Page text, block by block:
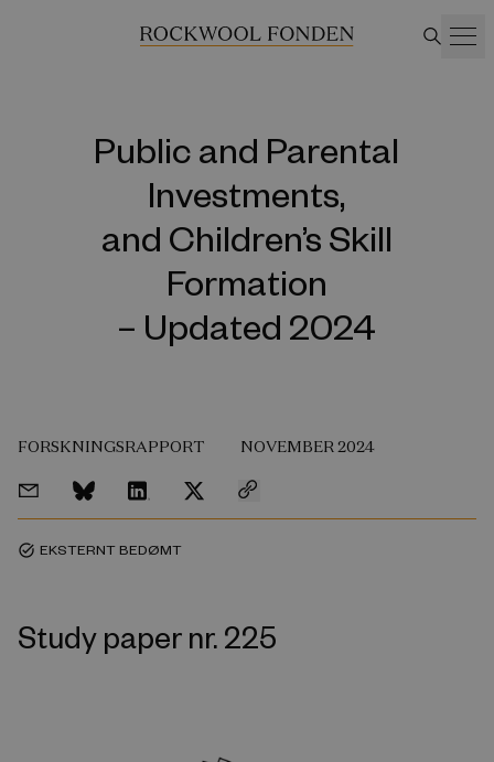
Public and Parental
Investments,
and Children’s Skill
Formation
– Updated 2024
FORSKNINGSRAPPORT NOVEMBER 2024
task_alt EKSTERNT BEDØMT
Study paper nr. 225